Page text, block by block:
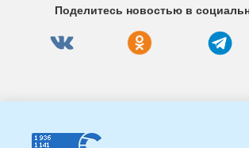
Поделитесь новостью в